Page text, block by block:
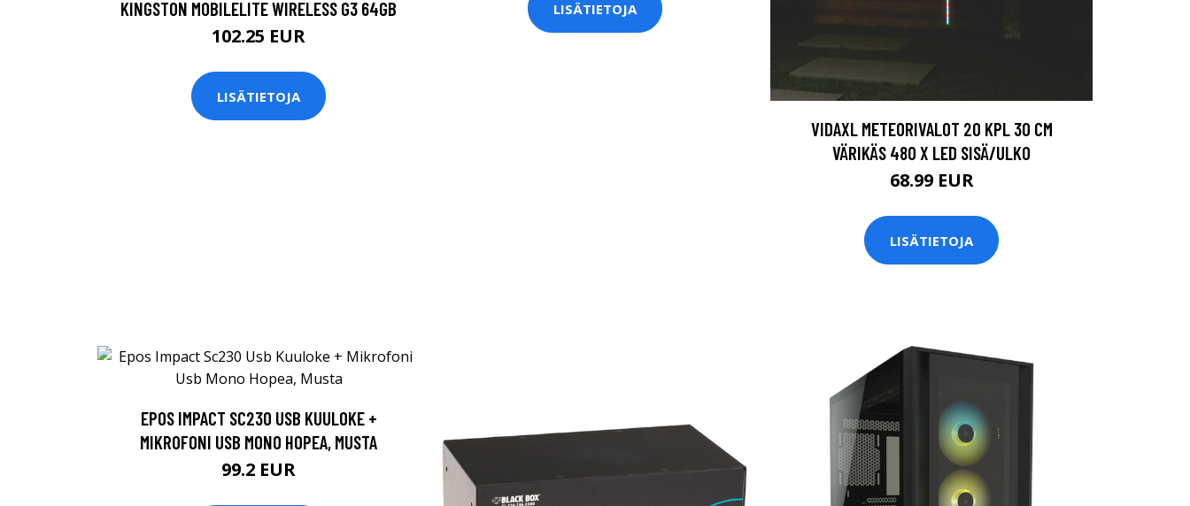
KINGSTON MOBILELITE WIRELESS G3 64GB
102.25 EUR
LISÄTIETOJA
LISÄTIETOJA
VIDAXL METEORIVALOT 20 KPL 30 CM
VÄRIKÄS 480 X LED SISÄ/ULKO
68.99 EUR
LISÄTIETOJA
EPOS IMPACT SC230 USB KUULOKE +
MIKROFONI USB MONO HOPEA, MUSTA
99.2 EUR